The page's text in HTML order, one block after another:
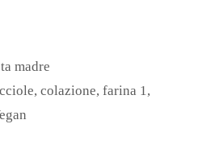
madre
,colazione,farina 1,